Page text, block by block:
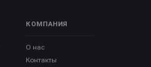
КОМПАНИЯ
О нас
Контакты